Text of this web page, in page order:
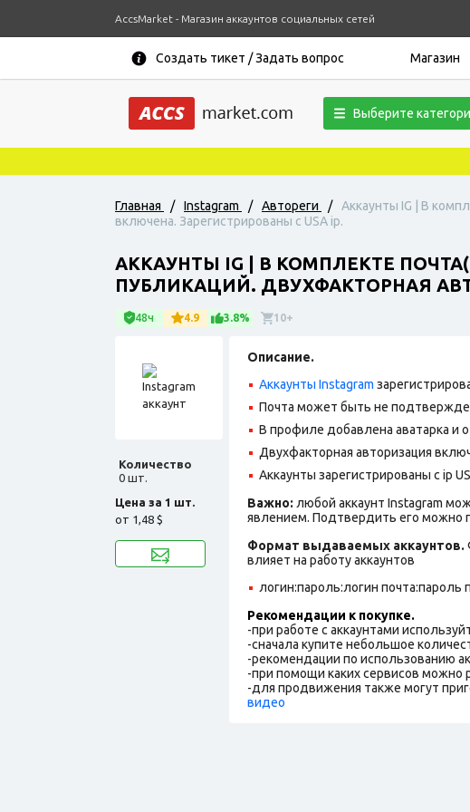
AccsMarket - Магазин аккаунтов социальных сетей
Создать тикет / Задать вопрос Магазин
Выберите
Главная / Instagram / Автореги /
Аккаунты IG | В
включена. Зарегистрированы с USA ip.
АККАУНТЫ IG | В КОМПЛЕКТЕ
ПУБЛИКАЦИЙ. ДВУХФАКТОРНАЯ
48ч 4.9 3.8% 10+
Количество
0 шт.
Цена за 1 шт.
от 1,48 $
Описание.
Аккаунты Instagram
Почта может быть не
В профиле добавлена аватарка и
Двухфакторная авторизация
Аккаунты зарегистрированы с ip
Важно: любой аккаунт Instagram
явлением. Подтвердить его можно
Формат выдаваемых аккаунтов.
влияет на работу аккаунтов
логин:пароль:логин почта:пароль
Рекомендации к покупке.
-при работе с аккаунтами
-сначала купите небольшое
-рекомендации по использованию
-при помощи каких сервисов можно
-для продвижения также могут
видео